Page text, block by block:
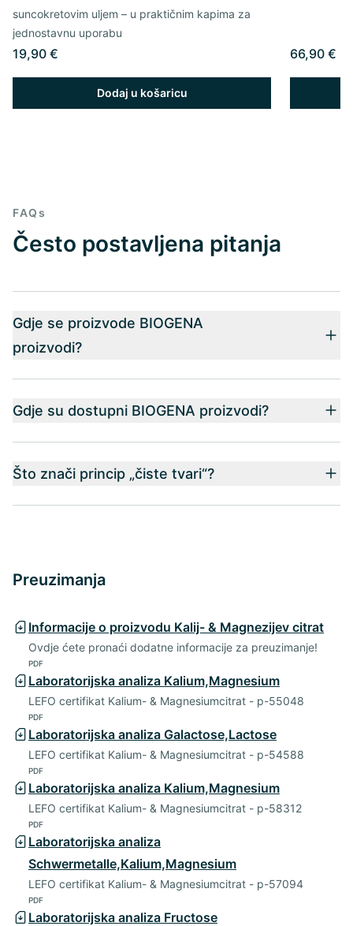
suncokretovim uljem – u praktičnim kapima za
jednostavnu uporabu
19,90 €
Dodaj u košaricu
66,90 €
FAQs
Često postavljena pitanja
Gdje se proizvode BIOGENA
proizvodi?
Gdje su dostupni BIOGENA proizvodi?
Što znači princip „čiste tvari“?
Preuzimanja
Informacije o proizvodu Kalij- & Magnezijev citrat
Ovdje ćete pronaći dodatne informacije za preuzimanje!
PDF
Laboratorijska analiza Kalium,Magnesium
LEFO certifikat Kalium- & Magnesiumcitrat - p-55048
PDF
Laboratorijska analiza Galactose,Lactose
LEFO certifikat Kalium- & Magnesiumcitrat - p-54588
PDF
Laboratorijska analiza Kalium,Magnesium
LEFO certifikat Kalium- & Magnesiumcitrat - p-58312
PDF
Laboratorijska analiza
Schwermetalle,Kalium,Magnesium
LEFO certifikat Kalium- & Magnesiumcitrat - p-57094
PDF
Laboratorijska analiza Fructose